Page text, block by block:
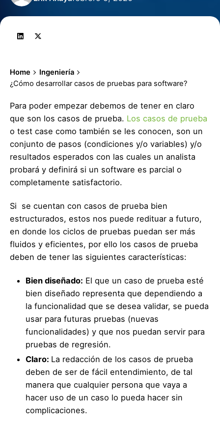
Home
Ingeniería
¿Cómo desarrollar casos de pruebas para software?
Para poder empezar debemos de tener en claro
que son los casos de prueba. Los casos de prueba
o test case como también se les conocen, son un
conjunto de pasos (condiciones y/o variables) y/o
resultados esperados con las cuales un analista
probará y definirá si un software es parcial o
completamente satisfactorio.
Si se cuentan con casos de prueba bien
estructurados, estos nos puede redituar a futuro,
en donde los ciclos de pruebas puedan ser más
fluidos y eficientes, por ello los casos de prueba
deben de tener las siguientes características:
Bien diseñado: El que un caso de prueba esté
bien diseñado representa que dependiendo a
la funcionalidad que se desea validar, se pueda
usar para futuras pruebas (nuevas
funcionalidades) y que nos puedan servir para
pruebas de regresión.
Claro: La redacción de los casos de prueba
deben de ser de fácil entendimiento, de tal
manera que cualquier persona que vaya a
hacer uso de un caso lo pueda hacer sin
complicaciones.